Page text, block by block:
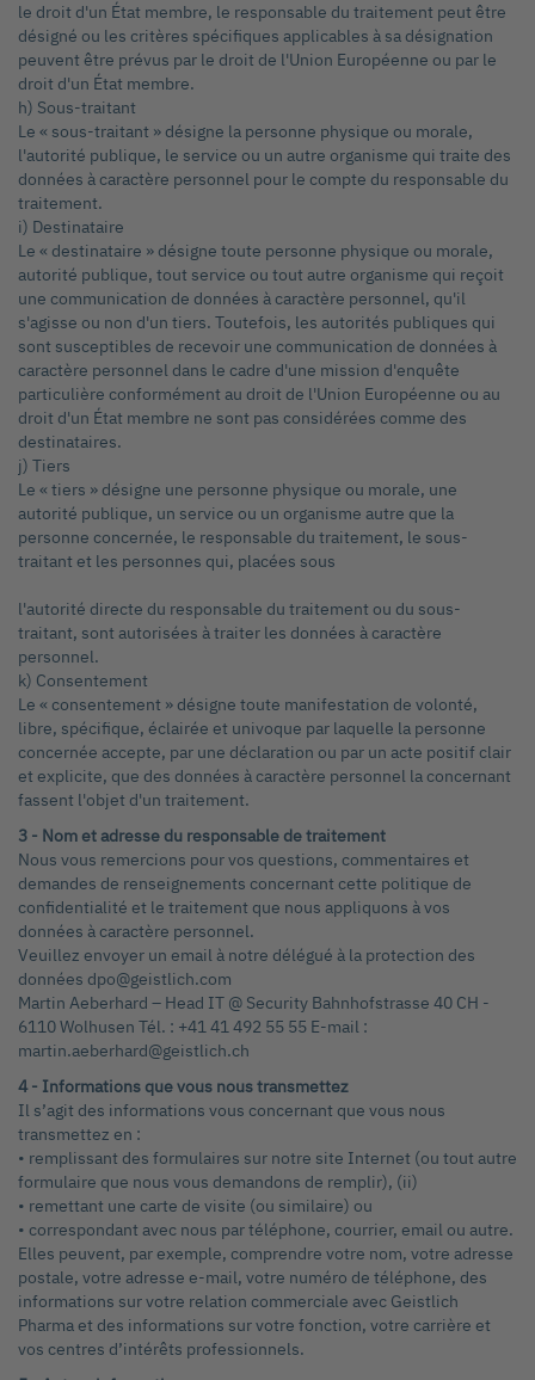
le droit d'un État membre, le responsable du traitement peut être
désigné ou les critères spécifiques applicables à sa désignation
peuvent être prévus par le droit de l'Union Européenne ou par le
droit d'un État membre.
h) Sous-traitant
Le « sous-traitant » désigne la personne physique ou morale,
l'autorité publique, le service ou un autre organisme qui traite des
données à caractère personnel pour le compte du responsable du
traitement.
i) Destinataire
Le « destinataire » désigne toute personne physique ou morale,
autorité publique, tout service ou tout autre organisme qui reçoit
une communication de données à caractère personnel, qu'il
s'agisse ou non d'un tiers. Toutefois, les autorités publiques qui
sont susceptibles de recevoir une communication de données à
caractère personnel dans le cadre d'une mission d'enquête
particulière conformément au droit de l'Union Européenne ou au
droit d'un État membre ne sont pas considérées comme des
destinataires.
j) Tiers
Le « tiers » désigne une personne physique ou morale, une
autorité publique, un service ou un organisme autre que la
personne concernée, le responsable du traitement, le sous-
traitant et les personnes qui, placées sous
l'autorité directe du responsable du traitement ou du sous-
traitant, sont autorisées à traiter les données à caractère
personnel.
k) Consentement
Le « consentement » désigne toute manifestation de volonté,
libre, spécifique, éclairée et univoque par laquelle la personne
concernée accepte, par une déclaration ou par un acte positif clair
et explicite, que des données à caractère personnel la concernant
fassent l'objet d'un traitement.
3 - Nom et adresse du responsable de traitement
Nous vous remercions pour vos questions, commentaires et
demandes de renseignements concernant cette politique de
confidentialité et le traitement que nous appliquons à vos
données à caractère personnel.
Veuillez envoyer un email à notre délégué à la protection des
données dpo@geistlich.com
Martin Aeberhard – Head IT @ Security Bahnhofstrasse 40 CH -
6110 Wolhusen Tél. : +41 41 492 55 55 E-mail :
martin.aeberhard@geistlich.ch
4 - Informations que vous nous transmettez
Il s’agit des informations vous concernant que vous nous
transmettez en :
• remplissant des formulaires sur notre site Internet (ou tout autre
formulaire que nous vous demandons de remplir), (ii)
• remettant une carte de visite (ou similaire) ou
• correspondant avec nous par téléphone, courrier, email ou autre.
Elles peuvent, par exemple, comprendre votre nom, votre adresse
postale, votre adresse e-mail, votre numéro de téléphone, des
informations sur votre relation commerciale avec Geistlich
Pharma et des informations sur votre fonction, votre carrière et
vos centres d’intérêts professionnels.